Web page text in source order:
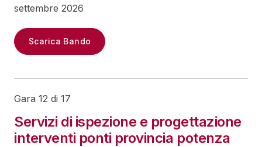
settembre 2026
Scarica Bando
Gara 12 di 17
Servizi di ispezione e progettazione
interventi ponti provincia potenza